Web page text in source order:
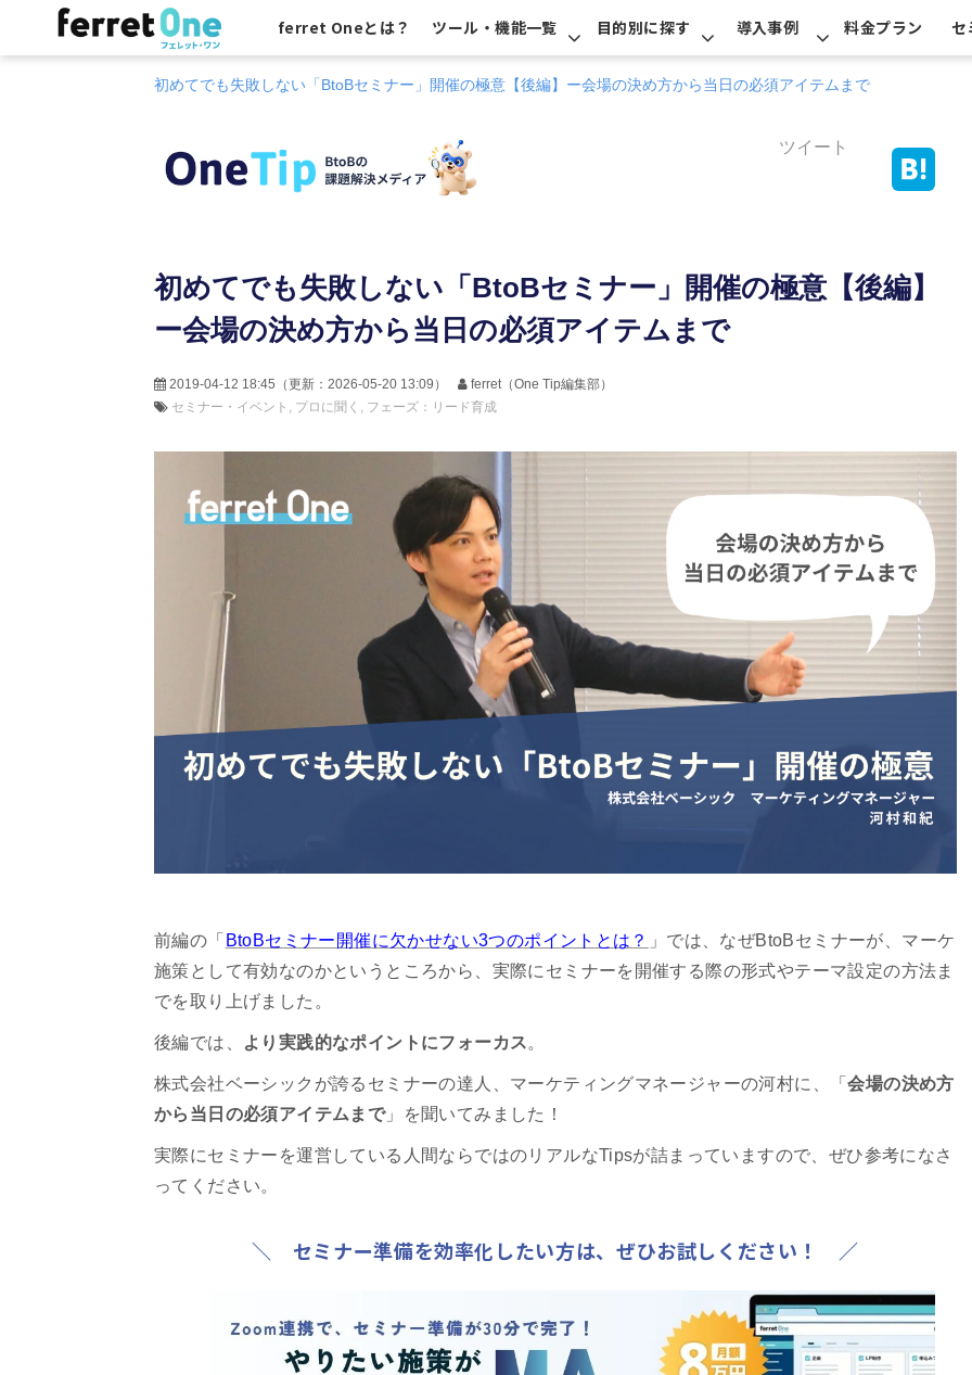
ferret Oneとは？ ツール・機能一覧 目的別に探す 導入事例 料金プラン セ
初めてでも失敗しない「BtoBセミナー」開催の極意【後編】ー会場の決め方から当日の必須アイテムまで
ツイート
初めてでも失敗しない「BtoBセミナー」開催の極意【後編】
ー会場の決め方から当日の必須アイテムまで
2019-04-12 18:45 （更新： 2026-05-20 13:09 ）
ferret（One Tip編集部）
セミナー・イベント
プロに聞く フェーズ：リード育成
前編の「 BtoBセミナー開催に欠かせない3つのポイントとは？
」では、なぜBtoBセミナーが、マーケ
施策として有効なのかというところから、実際にセミナーを開催する際の形式やテーマ設定の方法ま
でを取り上げました。
後編では、 より実践的なポイントにフォーカス。
株式会社ベーシックが誇るセミナーの達人、マーケティングマネージャーの河村に、「会場の決め方
から当日の必須アイテムまで」を聞いてみました！
実際にセミナーを運営している人間ならではのリアルなTipsが詰まっていますので、ぜひ参考になさ
ってください。
＼ セミナー準備を効率化したい方は、ぜひお試しください！ ／